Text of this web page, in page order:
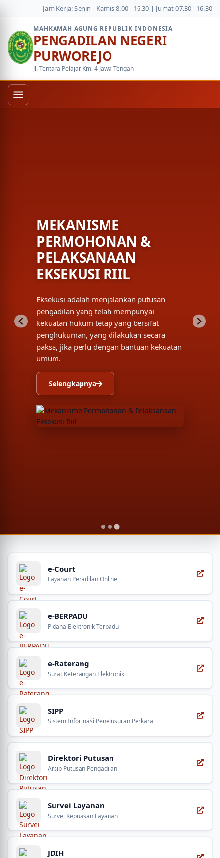
Jam Kerja: Senin - Kamis 8.00 - 16.30 | Jumat 07.30 - 16.30
MAHKAMAH AGUNG REPUBLIK INDONESIA
PENGADILAN NEGERI
PURWOREJO
Jl. Tentara Pelajar Km. 4 Jawa Tengah
MEKANISME
PERMOHONAN &
PELAKSANAAN
EKSEKUSI RIIL
Eksekusi adalah menjalankan putusan
pengadilan yang telah mempunyai
kekuatan hukum tetap yang bersifat
penghukuman, yang dilakukan secara
paksa, jika perlu dengan bantuan kekuatan
umum.
Selengkapnya
e-Court
Layanan Peradilan Online
e-BERPADU
Pidana Elektronik Terpadu
e-Raterang
Surat Keterangan Elektronik
SIPP
Sistem Informasi Penelusuran Perkara
Direktori Putusan
Arsip Putusan Pengadilan
Survei Layanan
Survei Kepuasan Layanan
JDIH